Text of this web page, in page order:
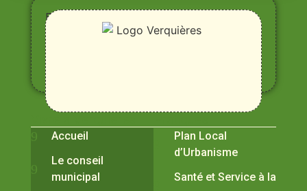
Entre
Rhône,
Alpilles
et
Durance
Accueil
Le conseil
municipal
Plan Local
d’Urbanisme
Santé et Service à la